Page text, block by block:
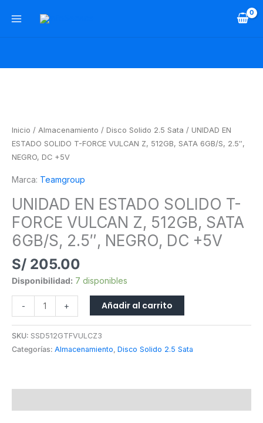
Inicio / Almacenamiento / Disco Solido 2.5 Sata / UNIDAD EN
ESTADO SOLIDO T-FORCE VULCAN Z, 512GB, SATA 6GB/S, 2.5″,
NEGRO, DC +5V
Marca: Teamgroup
UNIDAD EN ESTADO SOLIDO T-
FORCE VULCAN Z, 512GB, SATA
6GB/S, 2.5″, NEGRO, DC +5V
S/ 205.00
Disponibilidad: 7 disponibles
-
SOLIDO
T-
FORCE
Z,
SATA
6GB/S,
2.5",
NEGRO,
DC
+5V
cantidad
+
Añadir al carrito
SKU: SSD512GTFVULCZ3
Categorías: Almacenamiento, Disco Solido 2.5 Sata